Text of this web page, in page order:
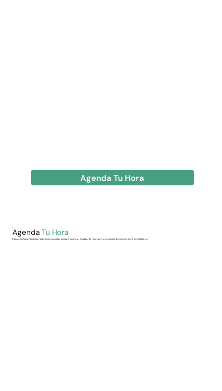
Agenda Tu Hora
Agenda Tu Hora
Para confirmar tu hora, solo debes realizar el pago online al finalizar la reserva. Tienes hasta 15 minutos para completarlo.